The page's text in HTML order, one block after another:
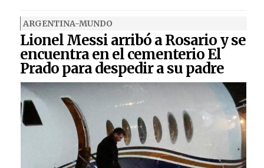
ARGENTINA-MUNDO
Lionel Messi arribó a Rosario y se
encuentra en el cementerio El
Prado para despedir a su padre